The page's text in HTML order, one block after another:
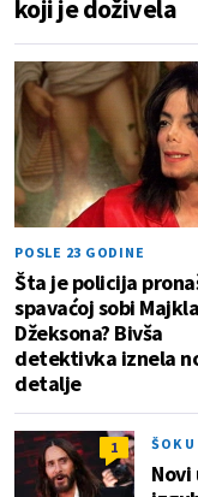
koji je doživela
POSLE 23 GODINE
Šta je policija
spavaćoj sobi Majkla
Džeksona? Bivša
detektivka iznela
detalje
1 ŠOK
Novi